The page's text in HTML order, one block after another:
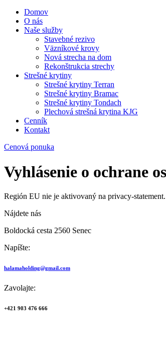
Domov
O nás
Naše služby
Stavebné rezivo
Väzníkové krovy
Nová strecha na dom
Rekonštrukcia strechy
Strešné krytiny
Strešné krytiny Terran
Strešné krytiny Bramac
Strešné krytiny Tondach
Plechová strešná krytina KJG
Cenník
Kontakt
Cenová ponuka
Vyhlásenie o ochrane
Región EU nie je aktivovaný na privacy-statement.
Nájdete nás
Boldocká cesta 2560 Senec
Napíšte:
halamaholding@gmail.com
Zavolajte:
+421 903 476 666